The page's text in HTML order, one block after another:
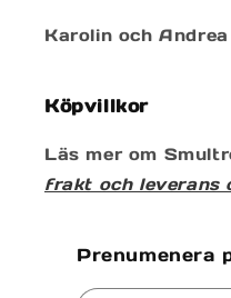
Karolin och Andrea
Köpvillkor
Läs mer om
frakt och leverans
Prenumenera